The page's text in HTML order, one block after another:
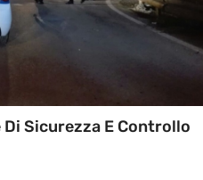
Sicurezza E Controllo